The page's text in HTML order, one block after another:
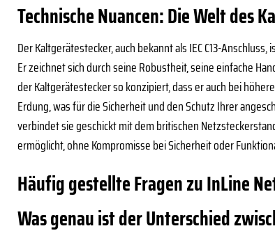
Technische Nuancen: Die Welt des
Der Kaltgerätestecker, auch bekannt als IEC C13-
Er zeichnet sich durch seine Robustheit, seine einfache
der Kaltgerätestecker so konzipiert, dass er auch bei
Erdung, was für die Sicherheit und den Schutz Ihrer
verbindet sie geschickt mit dem britischen
ermöglicht, ohne Kompromisse bei Sicherheit oder
Häufig gestellte Fragen zu InLine
Was genau ist der Unterschied